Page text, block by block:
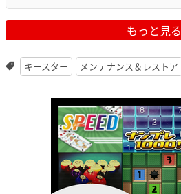
もっと見る
キースター メンテナンス＆レストア